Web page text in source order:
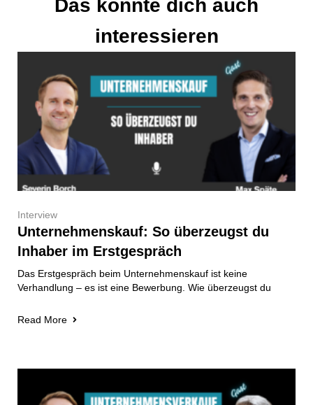
Das könnte dich auch
interessieren
Interview
Unternehmenskauf: So überzeugst du
Inhaber im Erstgespräch
Das Erstgespräch beim Unternehmenskauf ist keine
Verhandlung – es ist eine Bewerbung. Wie überzeugst du
Read More